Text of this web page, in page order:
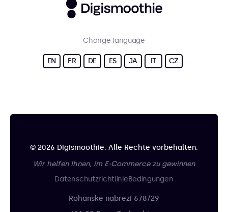
Change language
EN FR DE ES JA IT CZ
© 2026 Digismoothie. Alle Rechte vorbehalten.
Wir helfen Ihnen, im E-Commerce zu gewinnen
DatenschutzrichtlinieBedingungen
Rohanske nabrezi 678/29